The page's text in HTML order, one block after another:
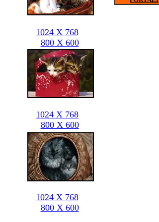
1024 X 768
800 X 600
1024 X 768
800 X 600
1024 X 768
800 X 600